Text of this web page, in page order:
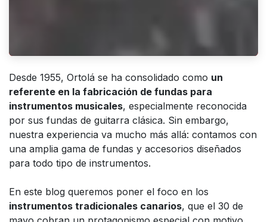
Desde 1955, Ortolá se ha consolidado como un
referente en la fabricación de fundas para
instrumentos musicales, especialmente reconocida
por sus fundas de guitarra clásica. Sin embargo,
nuestra experiencia va mucho más allá: contamos con
una amplia gama de fundas y accesorios diseñados
para todo tipo de instrumentos.
En este blog queremos poner el foco en los
instrumentos tradicionales canarios, que el 30 de